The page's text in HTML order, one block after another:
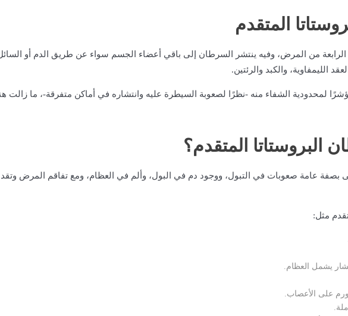
المتقدم
الرابعة من المرض، وفيه ينتشر السرطان إلى باقي أعضاء الجسم سواء عن طريق الدم أو
الليمفاوية، والكبد والرئتين.
لمحدودية الشفاء منه -نظرًا لصعوبة السيطرة عليه وانتشاره في أماكن متفرقة-، ما زالت
المتقدم؟
بصفة عامة صعوبات في التبول، ووجود دم في البول، وألم في العظام، ومع تفاقم المرض
مثل:
يشمل العظام.
على الأعصاب.